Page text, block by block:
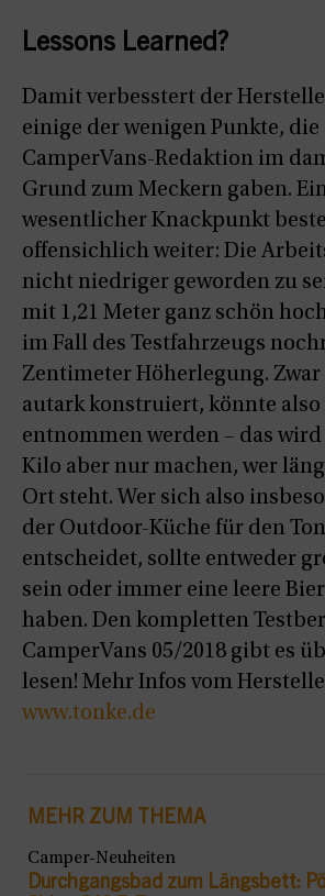
Lessons Learned?
Damit verbesstert der
einige der wenigen Punkte, die
CamperVans-Redaktion im
Grund zum Meckern gaben.
wesentlicher Knackpunkt
offensichlich weiter: Die
nicht niedriger geworden zu
mit 1,21 Meter ganz schön
im Fall des Testfahrzeugs
Zentimeter Höherlegung. Zwar
autark konstruiert, könnte
entnommen werden – das
Kilo aber nur machen, wer
Ort steht. Wer sich also
der Outdoor-Küche für den
entscheidet, sollte entweder
sein oder immer eine leere
haben. Den kompletten
CamperVans 05/2018 gibt es
lesen! Mehr Infos vom
www.tonke.de
MEHR ZUM THEMA
Camper-Neuheiten
Durchgangsbad zum Längsbett: